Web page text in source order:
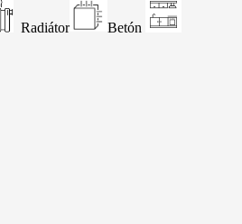
Radiátor Betón